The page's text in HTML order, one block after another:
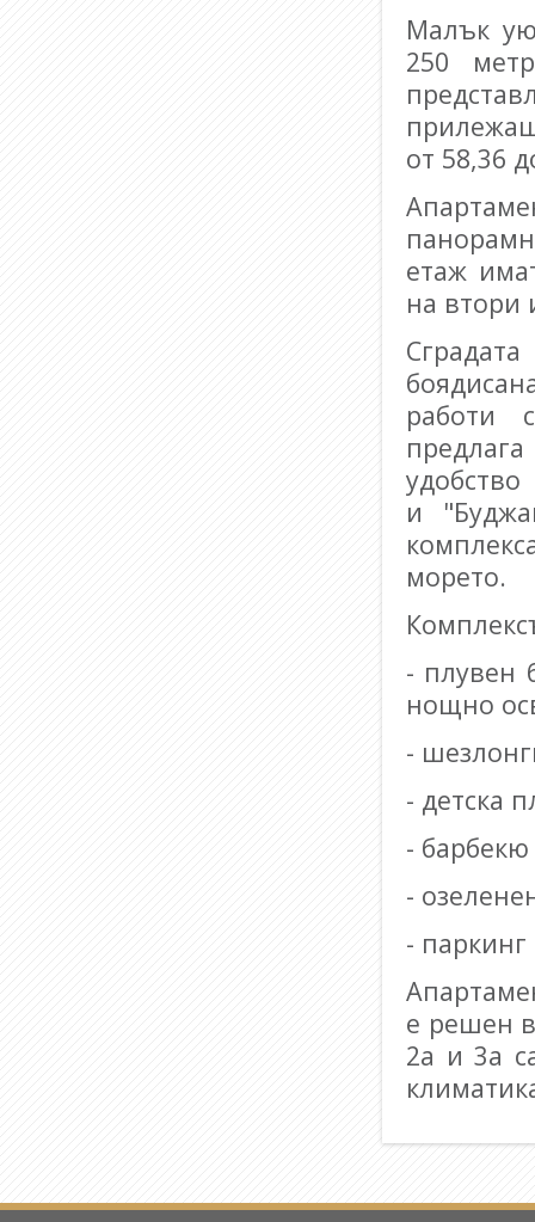
Малък
250
от 58,36
етаж
на втори
работи
и
морето.
- плувен
нощно
-
- детска
- барбекю
-
- паркинг
е решен
2а и 3а